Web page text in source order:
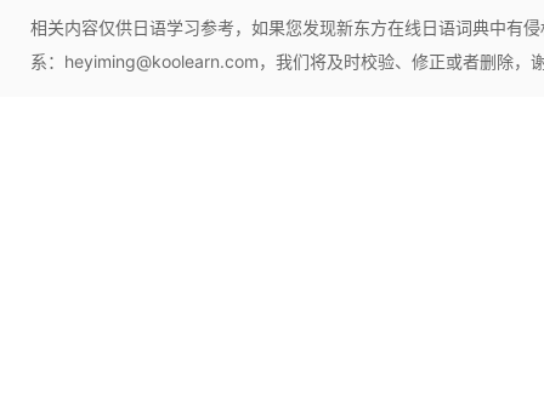
相关内容仅供日语学习参考，如果您发现新东方在线日语词典中有
系：heyiming@koolearn.com，我们将及时校验、修正或者删除，